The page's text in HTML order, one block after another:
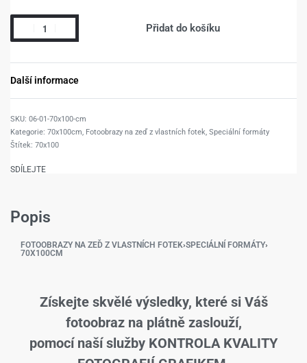
Přidat do košíku
Další informace
06-01-70x100-cm
Kategorie: 70x100cm, Fotoobrazy na zeď z vlastních fotek, Speciální formáty
Štítek: 70x100
SDÍLEJTE
Popis
FOTOOBRAZY NA ZEĎ Z VLASTNÍCH FOTEK›SPECIÁLNÍ FORMÁTY›
70X100CM
Získejte skvělé výsledky, které si Váš
fotoobraz na plátně zaslouží,
pomocí naší služby KONTROLA KVALITY